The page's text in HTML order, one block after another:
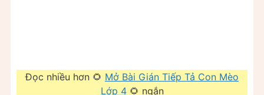
Đọc nhiều hơn 🌻 Mở Bài Gián Tiếp Tả Con Mèo
Lớp 4🌻 ngắn